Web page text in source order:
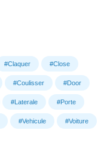
#Claquer #Close
#Coulisser #Door
#Laterale #Porte
#Vehicule #Voiture